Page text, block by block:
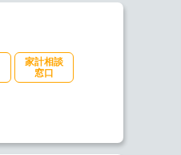
家計相談
窓口